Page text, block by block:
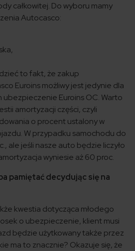
całkowitej. Do wyboru mamy
Autocasco:
to fakt, że zakup
Euroins możliwy jest jedynie dla
Euroins OC. Warto
amortyzacji części, czyli
o procent ustalony w
W przypadku samochodu do
ale jeśli nasze auto będzie liczyło
wyniesie aż 60 proc.
pamiętać decydując się na
kwestia dotycząca młodego
o ubezpieczenie, klient musi
będzie użytkowany także przez
ma to znacznie? Okazuje się, że